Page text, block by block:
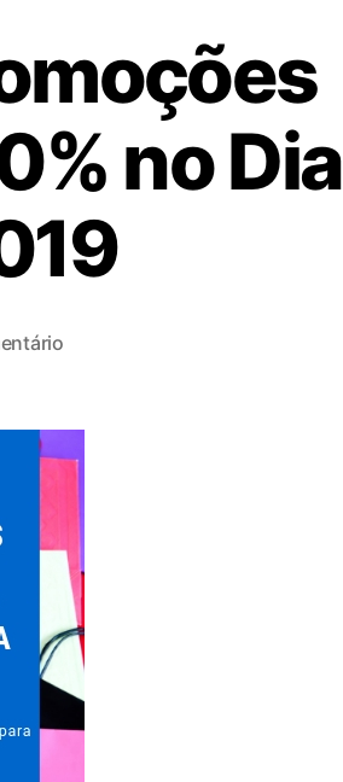
no Dia